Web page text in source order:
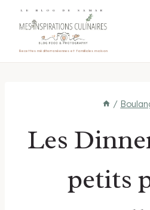
LE BLOG DE SAMAR
Recettes méditerranéennes et familiales maison
/
Les
petits